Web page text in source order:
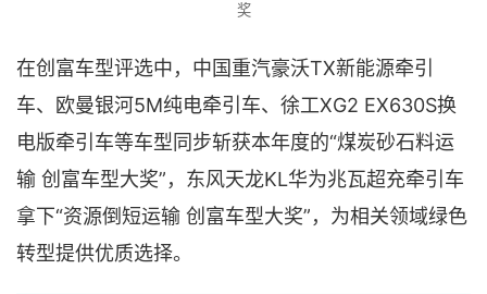
奖
在创富车型评选中，中国重汽豪沃TX新能源牵引
车、欧曼银河5M纯电牵引车、徐工XG2 EX630S换
电版牵引车等车型同步斩获本年度的“煤炭砂石料运
输 创富车型大奖”，东风天龙KL华为兆瓦超充牵引车
拿下“资源倒短运输 创富车型大奖”，为相关领域绿色
转型提供优质选择。